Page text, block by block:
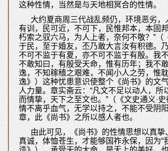
这种性情，当然是与天地相冥合的性情。
大约夏商周三代战乱频仍，环境恶劣
有训，民可近，不可下，民惟邦本，本固
朽索之驭六马，为人上者，奈何不敬？”
于民，至于婚友，丕乃敢大言汝有积德。
不可不监于有夏，亦不可不监于有殷。我
不敢知曰，有殷受天命，惟有历年；我不
逸，不知稼穑之艰难，不闻小人之劳，惟
逸》）这种忧患意识使整个《尚书》的文
人力量。章实斋云：“凡文不足以动人，
而情挚，天下之至文也。”（《文史通义·
情不离乎血气，无学以持之，不能不受阴
章，此《尚书》之所以感人者也。
由此可见，《尚书》的性情思想以真
真诚，体恤苍生，才能够国祚永保，因为“